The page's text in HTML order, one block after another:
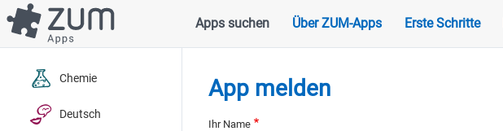
Direkt
zum
Inhalt
Hauptnavigation
Apps suchen Über ZUM-Apps Erste Schritte
Chemie
Deutsch
App melden
Ihr Name